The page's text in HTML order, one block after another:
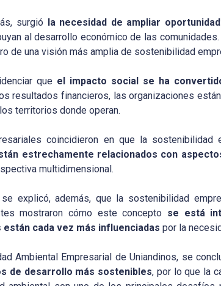
surgió la necesidad de ampliar
al desarrollo económico de las
de una visión más amplia de sostenibilidad
que el impacto social se ha
resultados financieros, las organizaciones
territorios donde operan.
coincidieron en que la sostenibilidad
estrechamente relacionados con
multidimensional.
explicó, además, que la sostenibilidad
mostraron cómo este concepto se está
cada vez más influenciadas por la
Ambiental Empresarial de Uniandinos, se
de desarrollo más sostenibles, por lo que la